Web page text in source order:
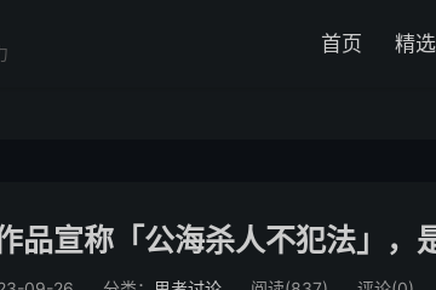
首页 精选
品宣称「公海杀人不犯法」，